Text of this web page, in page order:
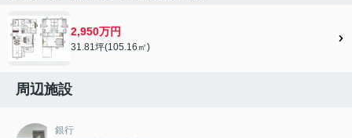
2,950万円
31.81坪(105.16㎡)
周辺施設
銀行